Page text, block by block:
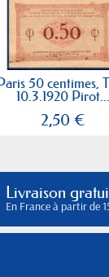
50 centimes,
10.3.1920 Pirot...
2,50 €
Livraison
En France à partir de